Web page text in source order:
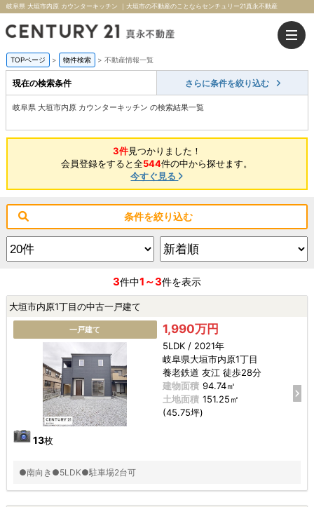
岐阜県 大垣市内原 カウンターキッチン ｜大垣市の不動産のことならセンチュリー21真永不動産
TOPページ > 物件検索 > 不動産情報一覧
現在の検索条件 さらに条件を絞り込む
岐阜県 大垣市内原 カウンターキッチン の検索結果一覧
3件見つかりました！
会員登録をすると全544件の中から探せます。
今すぐ見る
条件を絞り込む
3件中1～3件を表示
大垣市内原1丁目の中古一戸建て
一戸建て
13枚
1,990万円
5LDK / 2021年
岐阜県大垣市内原1丁目
養老鉄道 友江 徒歩28分
建物面積 94.74㎡
土地面積 151.25㎡
(45.75坪)
●南向き●5LDK●駐車場2台可